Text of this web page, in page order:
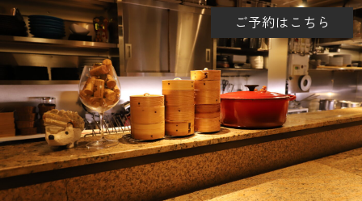
ご予約はこちら